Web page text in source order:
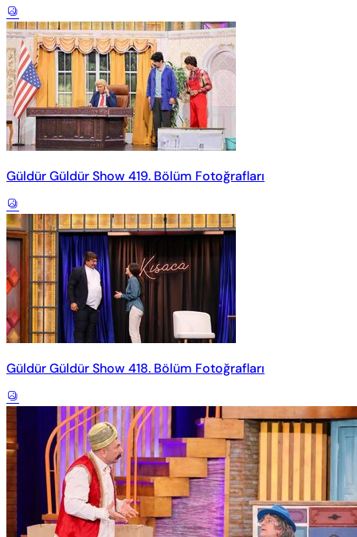
Güldür Güldür Show 419. Bölüm Fotoğrafları
Güldür Güldür Show 418. Bölüm Fotoğrafları